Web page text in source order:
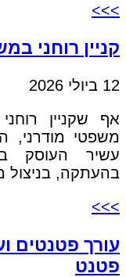
>>>
קניין רוחני
12 ביולי 2026
אף שקניין
משפטי מודרני,
עשיר העוסק
בהעתקה, בניצול
>>>
עורך פטנטים
פטנט